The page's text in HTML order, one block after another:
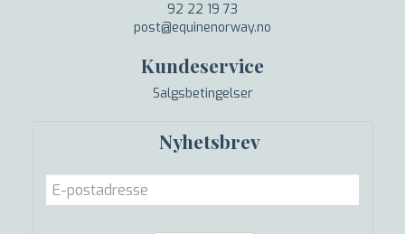
92 22 19 73
post@equinenorway.no
Kundeservice
Salgsbetingelser
Nyhetsbrev